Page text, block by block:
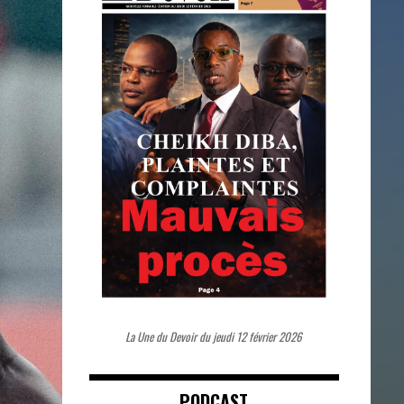
La Une du Devoir du jeudi 12 février 2026